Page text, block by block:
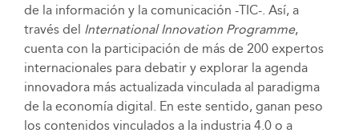
de la información y la comunicación -TIC-. Así, a
través del International Innovation Programme,
cuenta con la participación de más de 200 expertos
internacionales para debatir y explorar la agenda
innovadora más actualizada vinculada al paradigma
de la economía digital. En este sentido, ganan peso
los contenidos vinculados a la industria 4.0 o a